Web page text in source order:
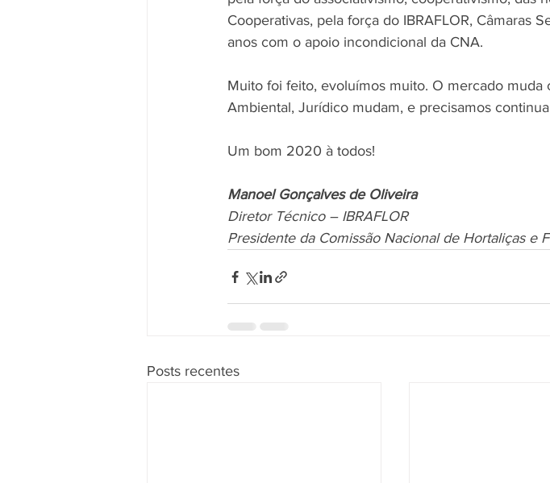
Cooperativas, pela força do IBRAFLOR, Câmaras
anos com o apoio incondicional da CNA.
Muito foi feito, evoluímos muito. O mercado muda
Ambiental, Jurídico mudam, e precisamos
Um bom 2020 à todos!
Manoel Gonçalves de Oliveira
Diretor Técnico – IBRAFLOR
Presidente da Comissão Nacional de Hortaliças e
Posts recentes